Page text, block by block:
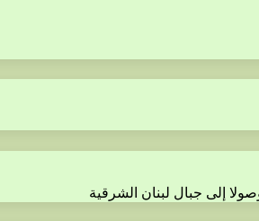
إلى جبال لبنان الشرقية